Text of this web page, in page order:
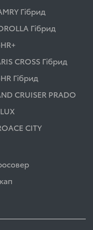
Гібрид
Гібрид
CROSS Гібрид
Гібрид
CRUISER PRADO
CITY